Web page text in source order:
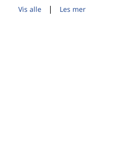
Vis alle
| Les mer